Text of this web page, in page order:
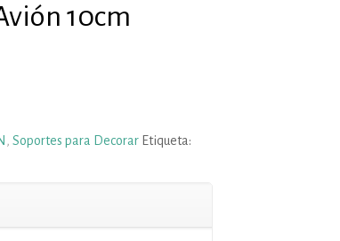
10cm
Soportes para Decorar Etiqueta: